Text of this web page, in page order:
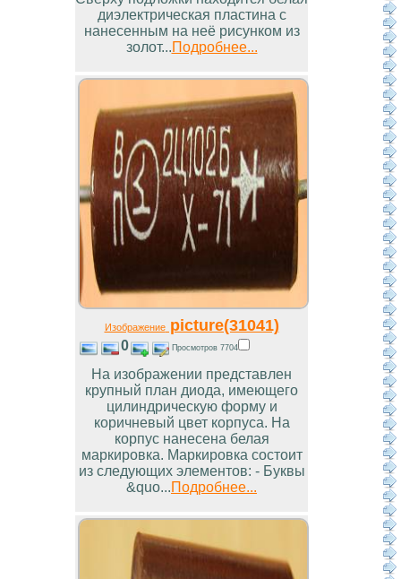
диэлектрическая пластина с
нанесенным на неё рисунком из
золот...Подробнее...
Изображениеpicture(31041)
0 Просмотров 7704
На изображении представлен
крупный план диода, имеющего
цилиндрическую форму и
коричневый цвет корпуса. На
корпус нанесена белая
маркировка. Маркировка состоит
из следующих элементов: - Буквы
&quo...Подробнее...